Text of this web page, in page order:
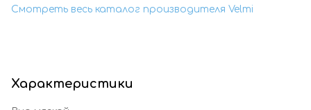
Смотреть весь каталог производителя Velmi
Характеристики